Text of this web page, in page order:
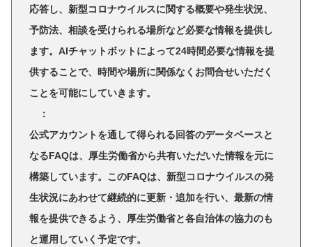
応答し、新型コロナウイルスに関する概要や発生状況、
予防法、相談を受けられる場所など必要な情報を提供し
ます。AIチャットボットによって24時間必要な情報を提
供することで、時間や場所に関係なくお問合せいただく
ことを可能にしていきます。
：
公式アカウントを通して得られる回答のデータベースと
なるFAQは、厚生労働省から共有いただいた情報を元に
構築しています。このFAQは、新型コロナウイルスの発
生状況にあわせて継続的に更新・追加を行い、最新の情
報を提供できるよう、厚生労働省と各自治体の協力のも
と運用していく予定です。